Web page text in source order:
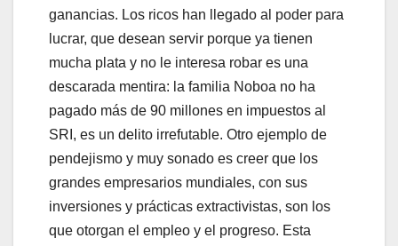
ganancias. Los ricos han llegado al poder para
lucrar, que desean servir porque ya tienen
mucha plata y no le interesa robar es una
descarada mentira: la familia Noboa no ha
pagado más de 90 millones en impuestos al
SRI, es un delito irrefutable. Otro ejemplo de
pendejismo y muy sonado es creer que los
grandes empresarios mundiales, con sus
inversiones y prácticas extractivistas, son los
que otorgan el empleo y el progreso. Esta